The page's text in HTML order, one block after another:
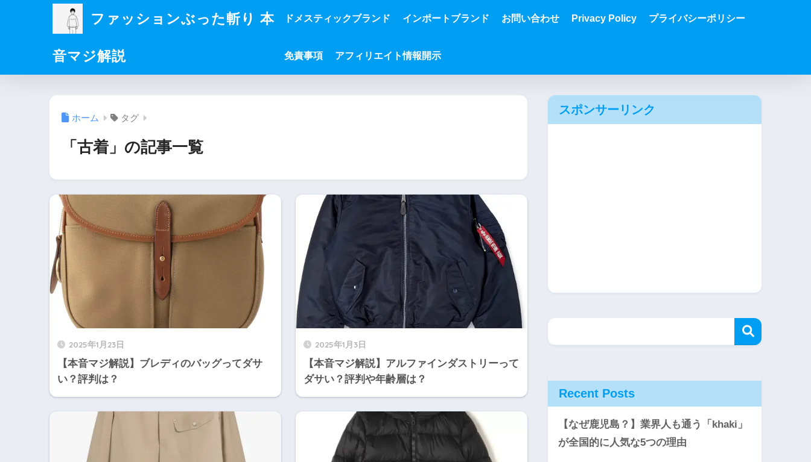
ファッションぶった斬り 本
音マジ解説
ドメスティックブランド インポートブランド お問い合わせ Privacy Policy プライバシーポリシー
免責事項 アフィリエイト情報開示
ホーム タグ
「古着」の記事一覧
2025年1月23日
【本音マジ解説】ブレディのバッグってダサ
い？評判は？
2025年1月3日
【本音マジ解説】アルファインダストリーって
ダサい？評判や年齢層は？
スポンサーリンク
Recent Posts
【なぜ鹿児島？】業界人も通う「khaki」
が全国的に人気な5つの理由